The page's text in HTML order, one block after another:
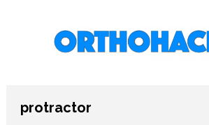
protractor